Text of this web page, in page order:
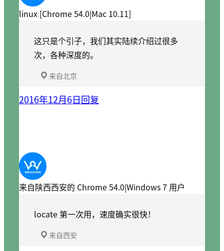
linux [Chrome 54.0|Mac 10.11]
这只是个引子，我们其实陆续介绍过很多
次，各种深度的。
来自北京
2016年12月6日回复
来自陕西西安的 Chrome 54.0|Windows 7 用户
locate 第一次用，速度确实很快！
来自西安